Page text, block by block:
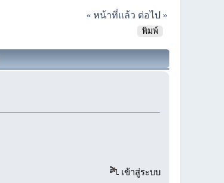
« หน้าที่แล้ว ต่อไป »
พิมพ์
เข้าสู่ระบบ